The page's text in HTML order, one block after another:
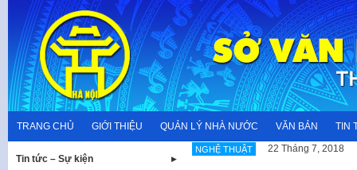
content
TRANG CHỦ GIỚI THIỆU QUẢN LÝ NHÀ NƯỚC VĂN BẢN TIN
NGHỆ THUẬT 22 Tháng 7, 2018
Tin tức – Sự kiện